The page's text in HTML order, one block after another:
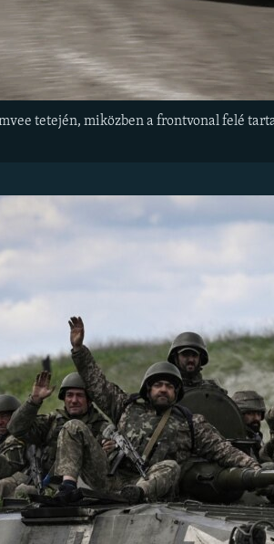
tetején, miközben a frontvonal felé